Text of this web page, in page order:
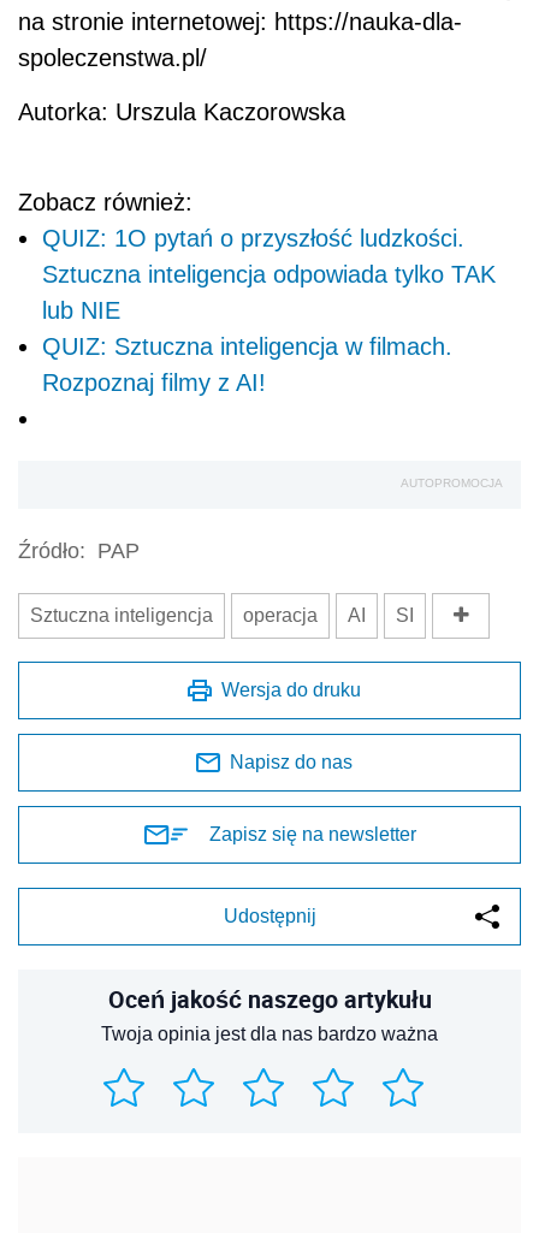
na stronie internetowej: https://nauka-dla-
spoleczenstwa.pl/
Autorka: Urszula Kaczorowska
Zobacz również:
QUIZ: 1O pytań o przyszłość ludzkości.
Sztuczna inteligencja odpowiada tylko TAK
lub NIE
QUIZ: Sztuczna inteligencja w filmach.
Rozpoznaj filmy z AI!
AUTOPROMOCJA
Źródło: PAP
Sztuczna inteligencja operacja AI SI
Wersja do druku
Napisz do nas
Zapisz się na newsletter
Udostępnij
Oceń jakość naszego artykułu
Twoja opinia jest dla nas bardzo ważna